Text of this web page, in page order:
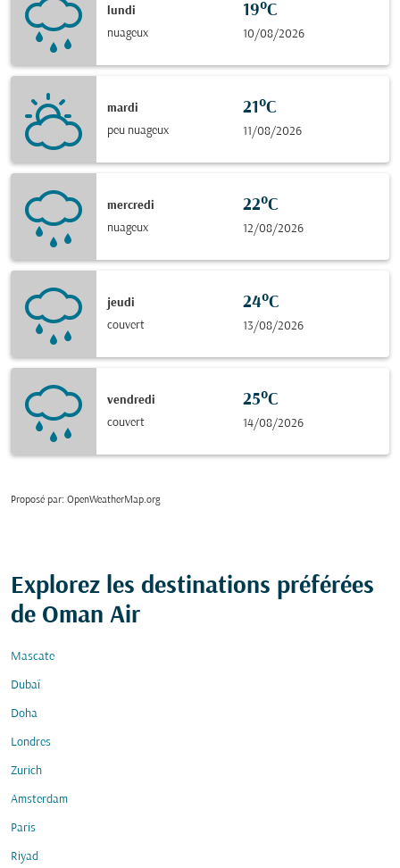
lundi
nuageux
19°C
10/08/2026
mardi
peu nuageux
21°C
11/08/2026
mercredi
nuageux
22°C
12/08/2026
jeudi
couvert
24°C
13/08/2026
vendredi
couvert
25°C
14/08/2026
Proposé par: OpenWeatherMap.org
Explorez les destinations préférées
de Oman Air
Mascate
Dubaï
Doha
Londres
Zurich
Amsterdam
Paris
Riyad